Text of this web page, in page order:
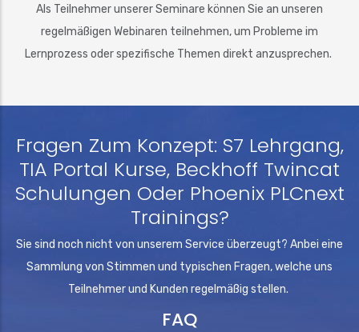
Als Teilnehmer unserer Seminare können Sie an unseren
regelmäßigen Webinaren teilnehmen, um Probleme im
Lernprozess oder spezifische Themen direkt anzusprechen.
Fragen Zum Konzept: S7 Lehrgang,
TIA Portal Kurse, Beckhoff Twincat
Schulungen Oder Phoenix PLCnext
Trainings?
Sie sind noch nicht von unserem Service überzeugt? Anbei eine
Sammlung von Stimmen und typischen Fragen, welche uns
Teilnehmer und Kunden regelmäßig stellen.
FAQ